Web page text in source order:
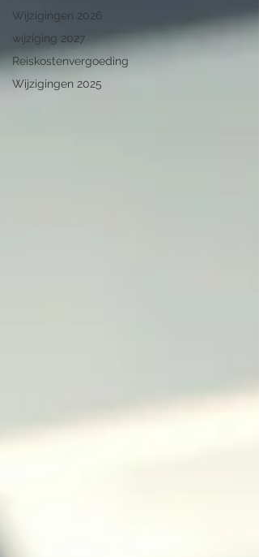
Wijzigingen 2026
wijziging 2027
Reiskostenvergoeding
Wijzigingen 2025